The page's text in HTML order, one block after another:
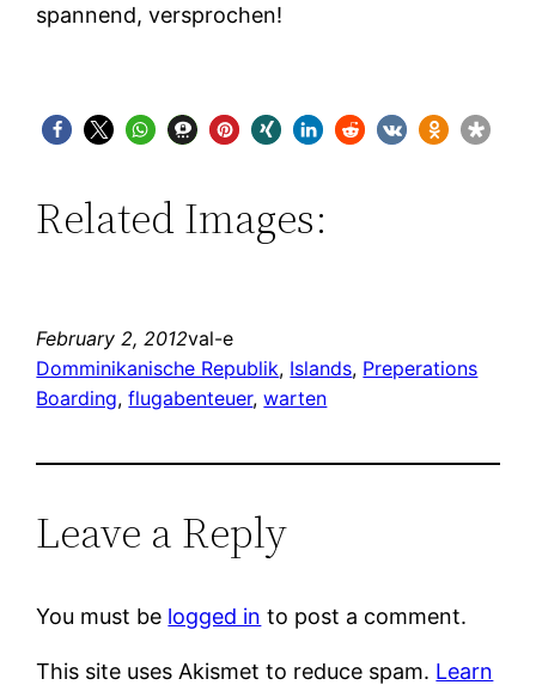
spannend, versprochen!
Related Images:
February 2, 2012val-e
Domminikanische Republik, Islands, Preperations
Boarding, flugabenteuer, warten
Leave a Reply
You must be logged in to post a comment.
This site uses Akismet to reduce spam. Learn